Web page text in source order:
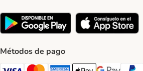
Métodos de pago